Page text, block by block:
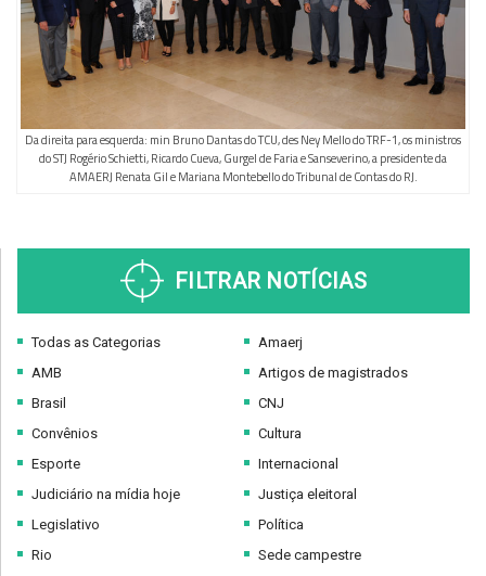
Da direita para esquerda: min Bruno Dantas do TCU, des Ney Mello do TRF-1, os ministros
do STJ Rogério Schietti, Ricardo Cueva, Gurgel de Faria e Sanseverino, a presidente da
AMAERJ Renata Gil e Mariana Montebello do Tribunal de Contas do RJ.
FILTRAR NOTÍCIAS
Todas as Categorias
AMB
Brasil
Convênios
Esporte
Judiciário na mídia hoje
Legislativo
Rio
Amaerj
Artigos de magistrados
CNJ
Cultura
Internacional
Justiça eleitoral
Política
Sede campestre